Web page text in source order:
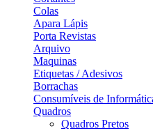
Colas
Apara Lápis
Porta Revistas
Arquivo
Maquinas
Etiquetas / Adesivos
Borrachas
Consumíveis de
Quadros
Quadros Pretos